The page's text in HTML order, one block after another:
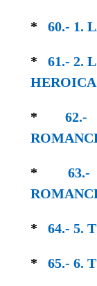
* 60.- 1.
* 61.- 2.
HE­ROICA
*62.-
*
* 64.- 5.
* 65.- 6.